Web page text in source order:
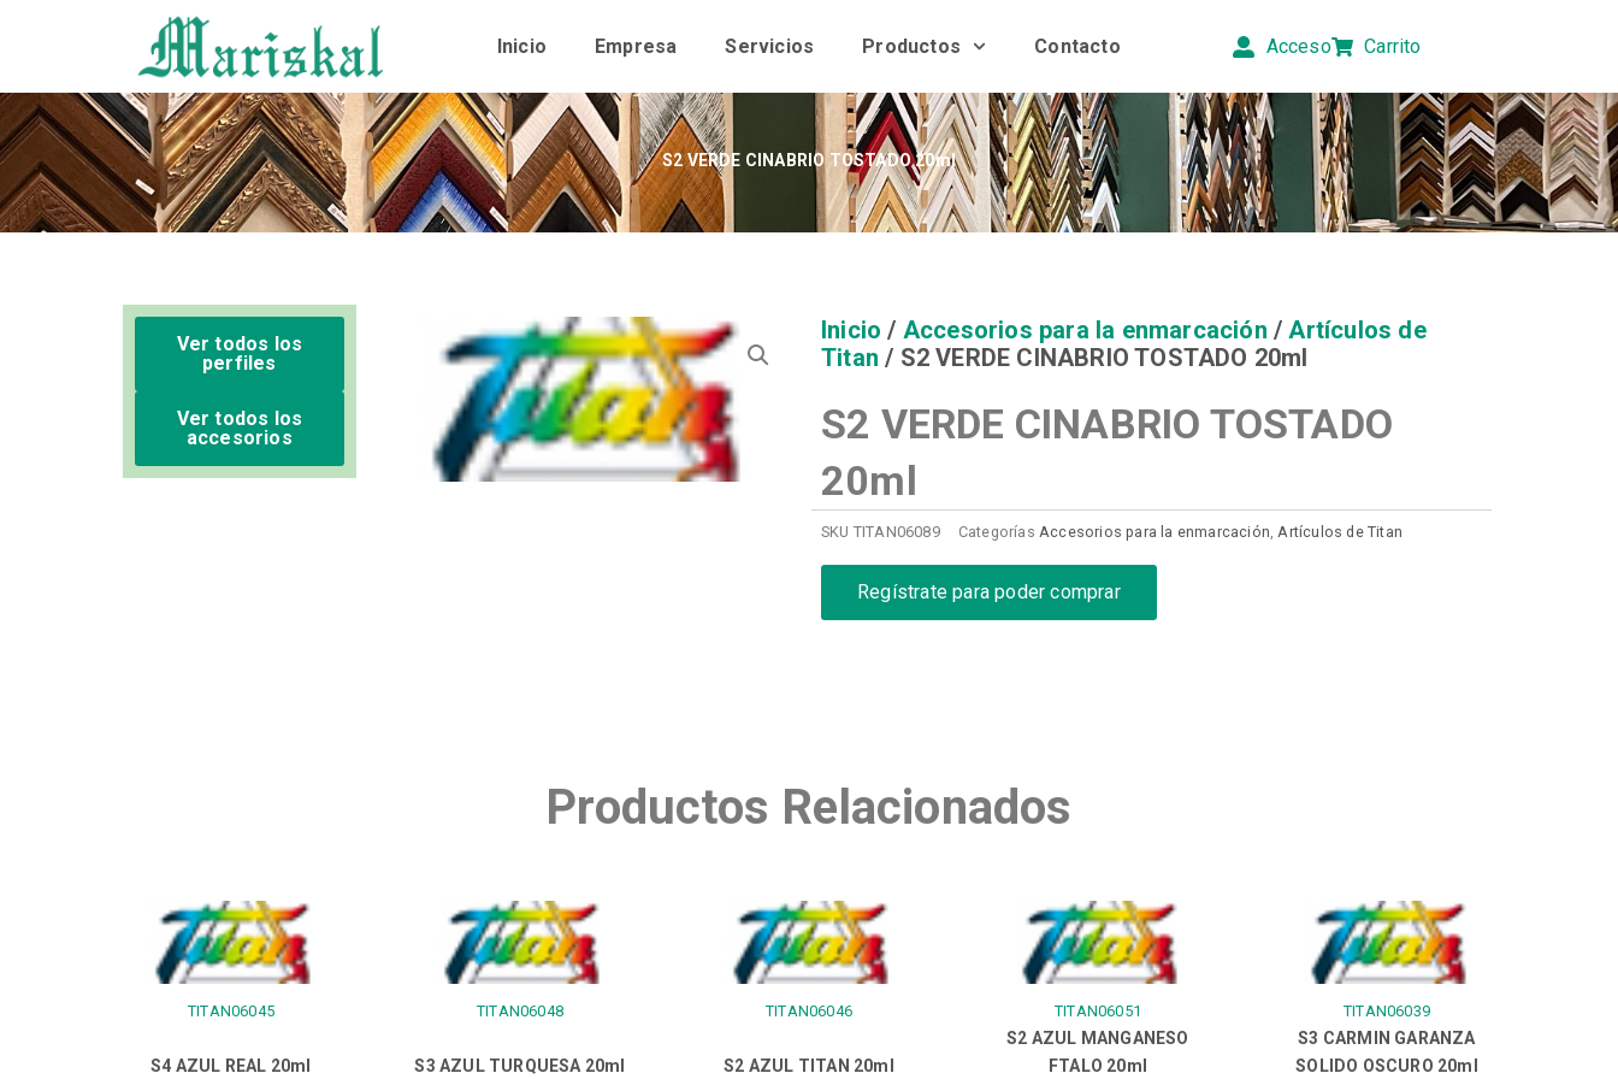
Inicio Empresa Servicios Productos Contacto Acceso Carrito
S2 VERDE CINABRIO TOSTADO 20ml
Ver todos los
perfiles
Ver todos los
accesorios
Inicio / Accesorios para la enmarcación /Artículos de
Titan / S2 VERDE CINABRIO TOSTADO 20ml
S2 VERDE CINABRIO TOSTADO
20ml
SKU TITAN06089 Categorías Accesorios para la enmarcación,Artículos de Titan
Regístrate para poder comprar
Productos Relacionados
TITAN06045
S4 AZUL REAL 20ml
TITAN06048
S3 AZUL TURQUESA 20ml
TITAN06046
S2 AZUL TITAN 20ml
TITAN06051
S2 AZUL MANGANESO
FTALO 20ml
TITAN06039
S3 CARMIN GARANZA
SOLIDO OSCURO 20ml